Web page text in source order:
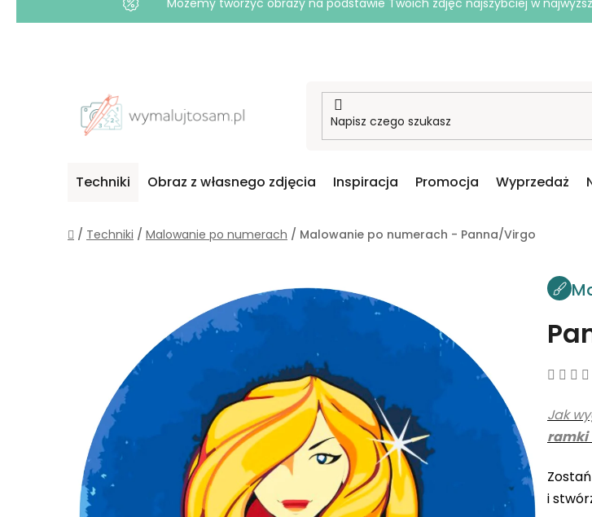
Możemy tworzyć obrazy na podstawie Twoich zdjęć najszybciej w
Techniki Obraz z własnego zdjęcia Inspiracja Promocja Wyprzedaż
Home
/ Techniki / Malowanie po numerach / Malowanie po numerach - Panna/Virgo
Jak
ramki
i